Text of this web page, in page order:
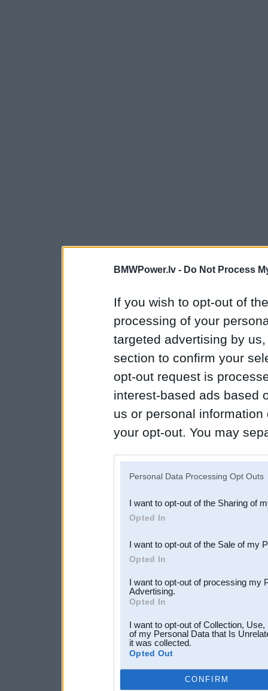
BMWPower.lv - Do Not Process
If you wish to opt-out of
processing of your
targeted advertising by
section to confirm your
opt-out request is
interest-based ads based
us or personal
your opt-out. You may
Downstream Participants
third parties.
Personal Data Processing Opt Outs
I want to opt-out of the Sharing of
Opted In
I want to opt-out of the Sale of my
Opted In
I want to opt-out of processing my
Advertising.
Opted In
I want to opt-out of Collection,
of my Personal Data that Is
it was collected.
Opted Out
CONFIRM